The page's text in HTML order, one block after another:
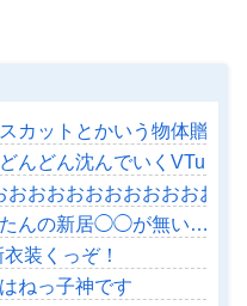
カットとかいう物体贈答
んどん沈んでいくVTuber
おおおおおおおおおおおお
たんの新居◯◯が無い…
装くっぞ！
ねっ子神です